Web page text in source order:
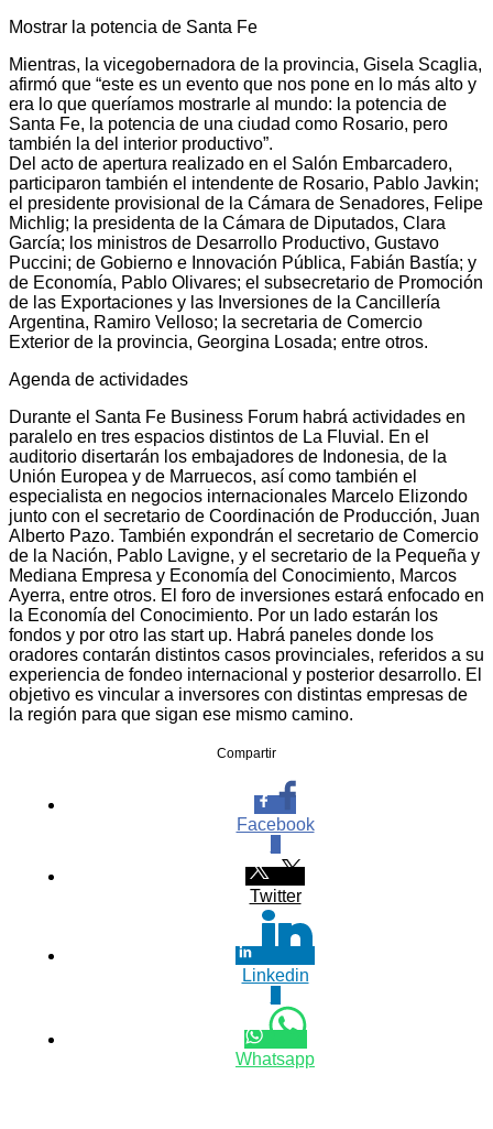
Mostrar la potencia de Santa Fe
Mientras, la vicegobernadora de la provincia, Gisela Scaglia,
afirmó que “este es un evento que nos pone en lo más alto y
era lo que queríamos mostrarle al mundo: la potencia de
Santa Fe, la potencia de una ciudad como Rosario, pero
también la del interior productivo”.
Del acto de apertura realizado en el Salón Embarcadero,
participaron también el intendente de Rosario, Pablo Javkin;
el presidente provisional de la Cámara de Senadores, Felipe
Michlig; la presidenta de la Cámara de Diputados, Clara
García; los ministros de Desarrollo Productivo, Gustavo
Puccini; de Gobierno e Innovación Pública, Fabián Bastía; y
de Economía, Pablo Olivares; el subsecretario de Promoción
de las Exportaciones y las Inversiones de la Cancillería
Argentina, Ramiro Velloso; la secretaria de Comercio
Exterior de la provincia, Georgina Losada; entre otros.
Agenda de actividades
Durante el Santa Fe Business Forum habrá actividades en
paralelo en tres espacios distintos de La Fluvial. En el
auditorio disertarán los embajadores de Indonesia, de la
Unión Europea y de Marruecos, así como también el
especialista en negocios internacionales Marcelo Elizondo
junto con el secretario de Coordinación de Producción, Juan
Alberto Pazo. También expondrán el secretario de Comercio
de la Nación, Pablo Lavigne, y el secretario de la Pequeña y
Mediana Empresa y Economía del Conocimiento, Marcos
Ayerra, entre otros. El foro de inversiones estará enfocado en
la Economía del Conocimiento. Por un lado estarán los
fondos y por otro las start up. Habrá paneles donde los
oradores contarán distintos casos provinciales, referidos a su
experiencia de fondeo internacional y posterior desarrollo. El
objetivo es vincular a inversores con distintas empresas de
la región para que sigan ese mismo camino.
Compartir
Facebook
Twitter
Linkedin
Whatsapp